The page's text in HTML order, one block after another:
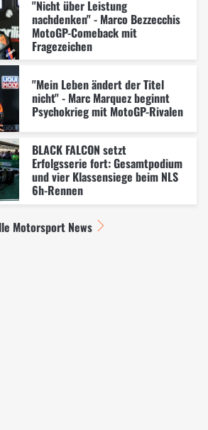
"Nicht über Leistung
nachdenken" - Marco Bezzecchis
MotoGP-Comeback mit
Fragezeichen
"Mein Leben ändert der Titel
nicht" - Marc Marquez beginnt
Psychokrieg mit MotoGP-Rivalen
BLACK FALCON setzt
Erfolgsserie fort: Gesamtpodium
und vier Klassensiege beim NLS
6h-Rennen
Motorsport News